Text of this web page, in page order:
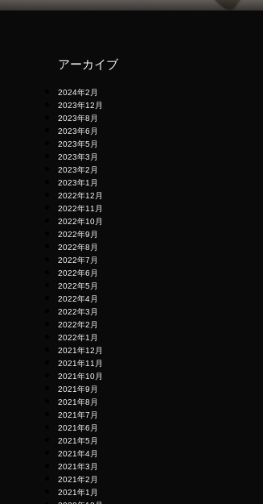
アーカイブ
2024年2月
2023年12月
2023年8月
2023年6月
2023年5月
2023年3月
2023年2月
2023年1月
2022年12月
2022年11月
2022年10月
2022年9月
2022年8月
2022年7月
2022年6月
2022年5月
2022年4月
2022年3月
2022年2月
2022年1月
2021年12月
2021年11月
2021年10月
2021年9月
2021年8月
2021年7月
2021年6月
2021年5月
2021年4月
2021年3月
2021年2月
2021年1月